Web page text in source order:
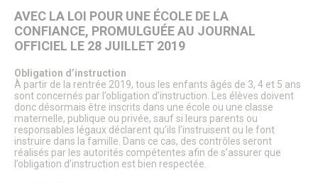
Plan de Sauvegarde et de Mise en Valeur
Aire de mise en Valeur de l’Architecture et du Patrimoine
Règlement Local de Publicité
Énergie & Environnement
Logement
Mobilité & Transports
TUS & Transports collectifs
Senlis, ville à la mobilité douce !
Où se garer à Senlis ?
Travaux & démarches voirie
Démarches voirie
AVEC LA LOI POUR UNE ÉCOLE DE LA
CONFIANCE, PROMULGUÉE AU JOURNAL
OFFICIEL LE 28 JUILLET 2019
Obligation d’instruction
À partir de la rentrée 2019, tous les enfants âgés de 3, 4 et 5 ans
sont concernés par l’obligation d’instruction. Les élèves doivent
donc désormais être inscrits dans une école ou une classe
maternelle, publique ou privée, sauf si leurs parents ou
responsables légaux déclarent qu’ils l’instruisent ou le font
instruire dans la famille. Dans ce cas, des contrôles seront
réalisés par les autorités compétentes afin de s’assurer que
l’obligation d’instruction est bien respectée.